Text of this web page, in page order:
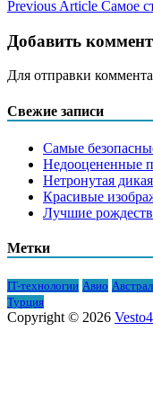
Previous Article Самое
Добавить
Для отправки
Свежие записи
Самые
Недооцененные
Нетронутая
Красивые
Лучшие
Метки
IT-технологии Авио
Турция
Copyright © 2026